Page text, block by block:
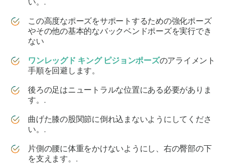
この高度なポーズをサポートするための強化ポーズ
やその他の基本的なバックベンドポーズを実行でき
ない
ワンレッグド キング ピジョンポーズのアライメント
手順を回避します。
後ろの足はニュートラルな位置にある必要がありま
す。.
曲げた膝の股関節に倒れ込まないようにしてくださ
い。.
片側の腰に体重をかけないようにし、右の臀部の下
を支えます。.